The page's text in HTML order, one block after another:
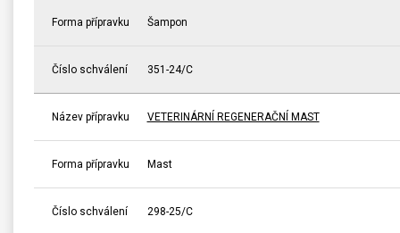
Forma přípravku Šampon
Číslo schválení 351-24/C
Název přípravku VETERINÁRNÍ REGENERAČNÍ MAST
Forma přípravku Mast
Číslo schválení 298-25/C